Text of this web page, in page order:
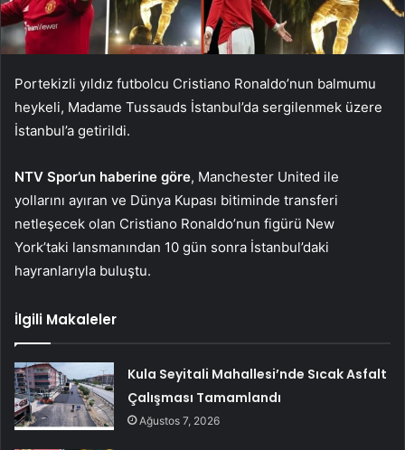
Portekizli yıldız futbolcu Cristiano Ronaldo’nun balmumu
heykeli, Madame Tussauds İstanbul’da sergilenmek üzere
İstanbul’a getirildi.
NTV Spor’un haberine göre, Manchester United ile
yollarını ayıran ve Dünya Kupası bitiminde transferi
netleşecek olan Cristiano Ronaldo’nun figürü New
York’taki lansmanından 10 gün sonra İstanbul’daki
hayranlarıyla buluştu.
İlgili Makaleler
Kula Seyitali Mahallesi’nde Sıcak Asfalt
Çalışması Tamamlandı
Ağustos 7, 2026